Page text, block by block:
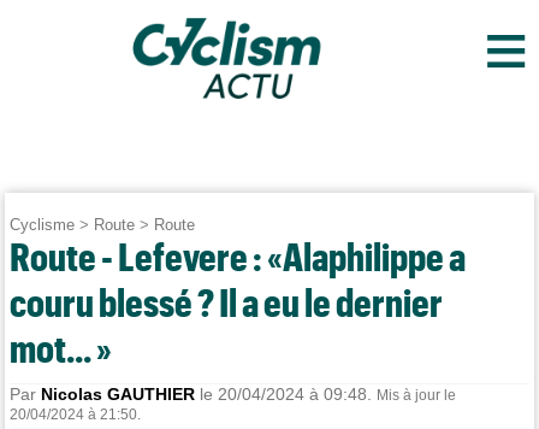
≡
Cyclisme > Route > Route
Route - Lefevere : «Alaphilippe a
couru blessé ? Il a eu le dernier
mot... »
Par Nicolas GAUTHIER le 20/04/2024 à 09:48.
Mis à jour le
20/04/2024 à 21:50.